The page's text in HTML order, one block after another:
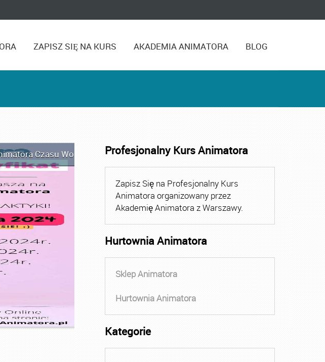
ZAPISZ SIĘ NA KURS AKADEMIA ANIMATORA BLOG
Czasu Wolnego Kurs Animatora Czasu Wolnego Warszawa
Profesjonalny Kurs Animatora
Zapisz Się na Profesjonalny Kurs
Animatora organizowany przez
Akademię Animatora z Warszawy.
Hurtownia Animatora
Sklep Animatora
Hurtownia Animatora
Kategorie